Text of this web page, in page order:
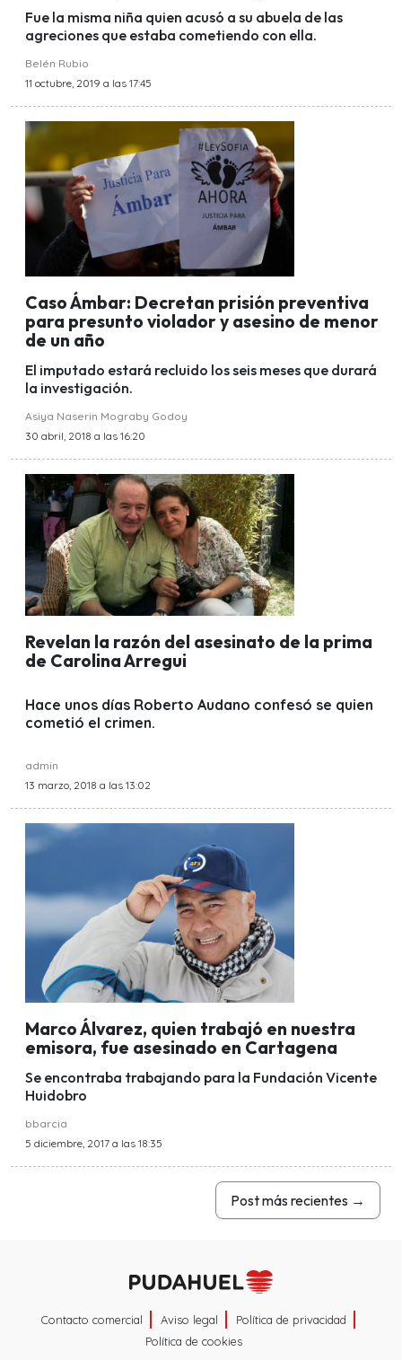
Fue la misma niña quien acusó a su abuela de las
agreciones que estaba cometiendo con ella.
Belén Rubio
11 octubre, 2019 a las 17:45
Caso Ámbar: Decretan prisión preventiva
para presunto violador y asesino de menor
de un año
El imputado estará recluido los seis meses que durará
la investigación.
Asiya Naserin Mograby Godoy
30 abril, 2018 a las 16:20
Revelan la razón del asesinato de la prima
de Carolina Arregui
Hace unos días Roberto Audano confesó se quien
cometió el crimen.
admin
13 marzo, 2018 a las 13:02
Marco Álvarez, quien trabajó en nuestra
emisora, fue asesinado en Cartagena
Se encontraba trabajando para la Fundación Vicente
Huidobro
bbarcia
5 diciembre, 2017 a las 18:35
Post más recientes →
Contacto comercial Aviso legal
Política de privacidad
Política de cookies